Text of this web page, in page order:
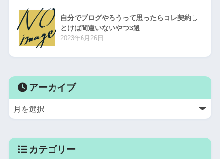
自分でブログやろうって思ったらコレ契約し
とけば間違いないやつ3選
2023年6月26日
アーカイブ
カテゴリー